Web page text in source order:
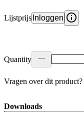
Lijstprijs Inloggen
Quantity
Vragen over dit product?
Downloads